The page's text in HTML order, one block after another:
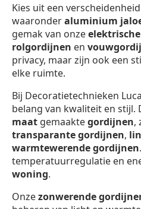
Kies uit een
waaronderaluminium
gemak van onze
rolgordijnen en
privacy, maar zijn ook een
elke ruimte.
Bij Decoratietechnieken
belang van kwaliteit en stijl.
maat gemaaktegordijnen,
transparante gordijnen,
warmtewerende gordijnen
temperatuurregulatie en
woning.
Onzezonwerende